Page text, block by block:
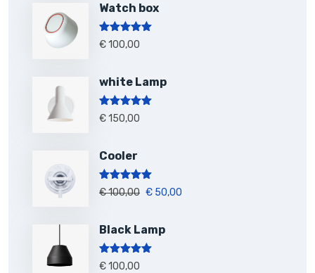
Watch box
Note5.00
sur 5
€100,00
white Lamp
Note5.00
sur 5
€150,00
Cooler
Note5.00
sur 5
€100,00 € 50,00
Black Lamp
Note5.00
€100,00